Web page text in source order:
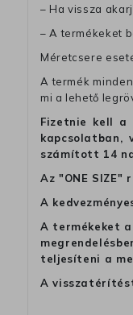
– Ha vissza
– A termékeket
Méretcsere
A termék
mi a lehető
Fizetnie kell a
kapcsolatban,
számított 14
Az "ONE
A
A termékeket
teljesíteni a
A